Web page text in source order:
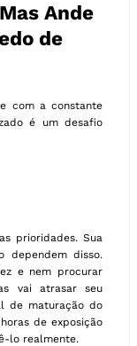
Ande
de
com a constante
é um desafio
prioridades. Sua
dependem disso.
e nem procurar
vai atrasar seu
de maturação do
de exposição
lo realmente.